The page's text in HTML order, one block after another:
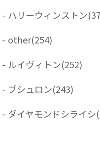
- ハリーウィンストン
- other(254)
- ルイヴィトン(252)
- ブシュロン(243)
- ダイヤモンドシライシ